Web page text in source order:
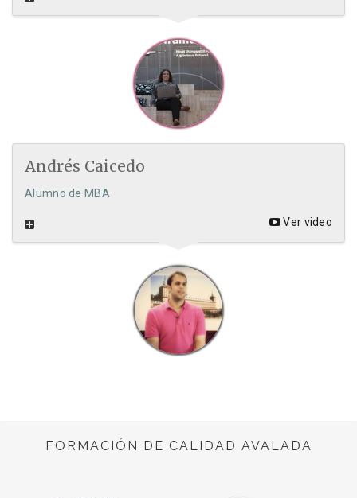
Andrés Caicedo
Alumno de MBA
Ver video
FORMACIÓN DE CALIDAD AVALADA